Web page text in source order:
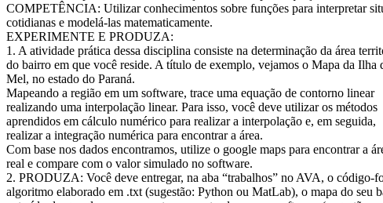
COMPETÊNCIA: Utilizar conhecimentos sobre funções para interpretar
cotidianas e modelá-las matematicamente.
EXPERIMENTE E PRODUZA:
1. A atividade prática dessa disciplina consiste na determinação da área
do bairro em que você reside. A título de exemplo, vejamos o Mapa da Ilha
Mel, no estado do Paraná.
Mapeando a região em um software, trace uma equação de contorno linear
realizando uma interpolação linear. Para isso, você deve utilizar os métodos
aprendidos em cálculo numérico para realizar a interpolação e, em seguida,
realizar a integração numérica para encontrar a área.
Com base nos dados encontramos, utilize o google maps para encontrar a
real e compare com o valor simulado no software.
2. PRODUZA: Você deve entregar, na aba “trabalhos” no AVA, o código-
algoritmo elaborado em .txt (sugestão: Python ou MatLab), o mapa do seu